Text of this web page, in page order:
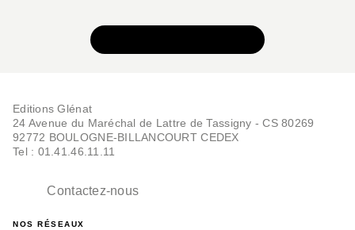
Editions Glénat
24 Avenue du Maréchal de Lattre de Tassigny - CS 80269
92772 BOULOGNE-BILLANCOURT CEDEX
Tel : 01.41.46.11.11
Contactez-nous
NOS RÉSEAUX